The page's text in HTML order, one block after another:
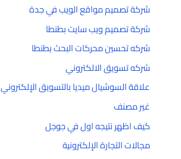
شركة تصميم مواقع الويب في جدة
شركة تصميم ويب سايت بطنطا
شركه تحسين محركات البحث بطنطا
شركه تسويق الالكتروني
علاقة السوشيال ميديا بالتسويق الإلكتروني
غير مصنف
كيف اظهر نتيجه اول في جوجل
مجالات التجارة الإلكترونية